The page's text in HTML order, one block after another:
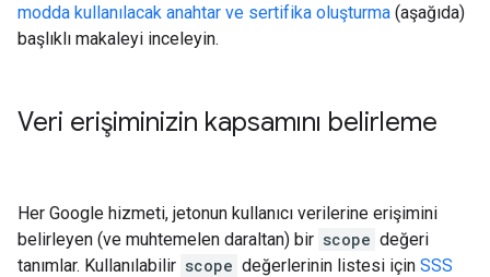
modda kullanılacak anahtar ve sertifika oluşturma (aşağıda)
başlıklı makaleyi inceleyin.
Veri erişiminizin kapsamını belirleme
Her Google hizmeti, jetonun kullanıcı verilerine erişimini
belirleyen (ve muhtemelen daraltan) bir scope değeri
tanımlar. Kullanılabilir scope değerlerinin listesi için SSS